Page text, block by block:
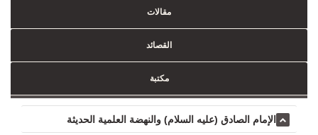
مقالات
القصائد
مکتبة
الإمام الصادق (عليه السلام) والنهضة العلمية الحديثة